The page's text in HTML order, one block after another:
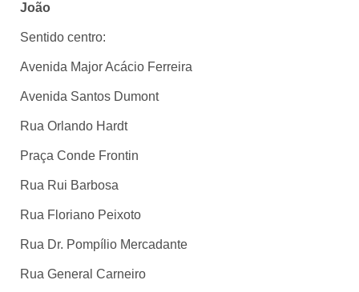
João
Sentido centro:
Avenida Major Acácio Ferreira
Avenida Santos Dumont
Rua Orlando Hardt
Praça Conde Frontin
Rua Rui Barbosa
Rua Floriano Peixoto
Rua Dr. Pompílio Mercadante
Rua General Carneiro